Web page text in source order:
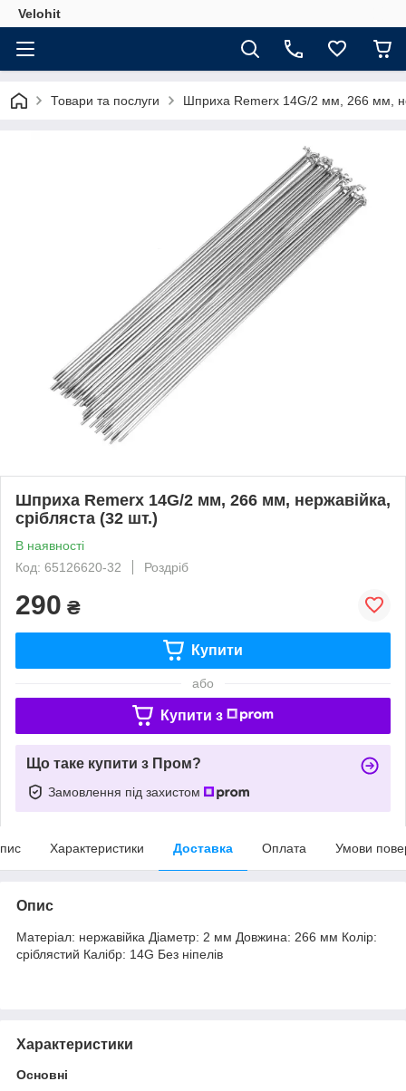
Velohit
Товари та послуги Шприха Remerx 14G/2 мм, 266 мм,
Шприха Remerx 14G/2 мм, 266 мм, нержавійка,
срібляста (32 шт.)
В наявності
Код: 65126620-32
Роздріб
290 ₴
Купити
або
Купити з
Що таке купити з Пром?
Замовлення під захистом
Характеристики Доставка Оплата Умови
Опис
Матеріал: нержавійка Діаметр: 2 мм Довжина: 266 мм Колір:
сріблястий Калібр: 14G Без ніпелів
Характеристики
Основні